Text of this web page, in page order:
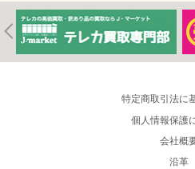
特定商取引法に
個人情報保護
会社概
沿革